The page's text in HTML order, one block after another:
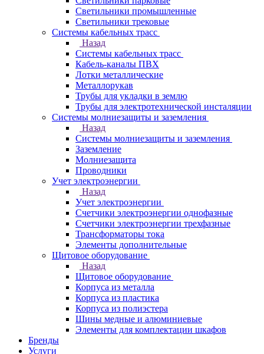
Светильники промышленные
Светильники трековые
Системы кабельных трасс
Назад
Системы кабельных трасс
Кабель-каналы ПВХ
Лотки металлические
Металлорукав
Трубы для укладки в землю
Трубы для электротехнической инсталяции
Системы молниезащиты и заземления
Назад
Системы молниезащиты и заземления
Заземление
Молниезащита
Проводники
Учет электроэнергии
Назад
Учет электроэнергии
Счетчики электроэнергии однофазные
Счетчики электроэнергии трехфазные
Трансформаторы тока
Элементы дополнительные
Щитовое оборудование
Назад
Щитовое оборудование
Корпуса из металла
Корпуса из пластика
Корпуса из полиэстера
Шины медные и алюминиевые
Элементы для комплектации шкафов
Бренды
Услуги